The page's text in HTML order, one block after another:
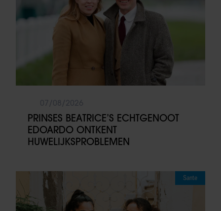
PRINSES BEATRICE’S ECHTGENOOT
EDOARDO ONTKENT
HUWELIJKSPROBLEMEN
Sante